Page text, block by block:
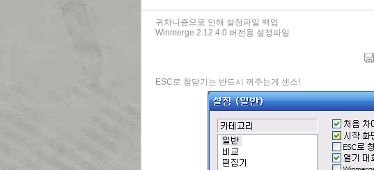
귀차니즘으로 인해 설정파일 백업
Winmerge 2.12.4.0 버전용 설정파일
ESC로 창닫기는 반드시 꺼주는게 센스!